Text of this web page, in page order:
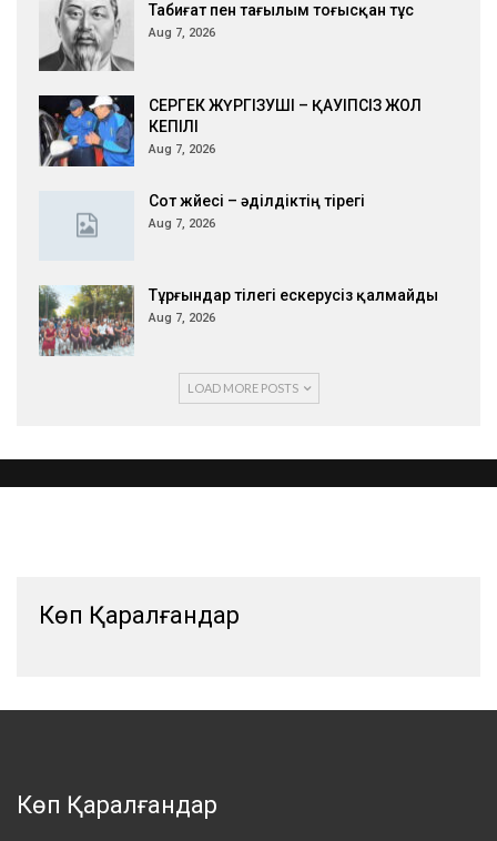
Табиғат пен тағылым тоғысқан тұс
Aug 7, 2026
СЕРГЕК ЖҮРГІЗУШІ – ҚАУІПСІЗ ЖОЛ
КЕПІЛІ
Aug 7, 2026
Сот жүйесі – әділдіктің тірегі
Aug 7, 2026
Тұрғындар тілегі ескерусіз қалмайды
Aug 7, 2026
LOAD MORE POSTS
Көп Қаралғандар
Көп Қаралғандар